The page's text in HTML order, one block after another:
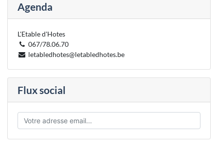
Agenda
L'Etable d'Hotes
067/78.06.70
letabledhotes@letabledhotes.be
Flux social